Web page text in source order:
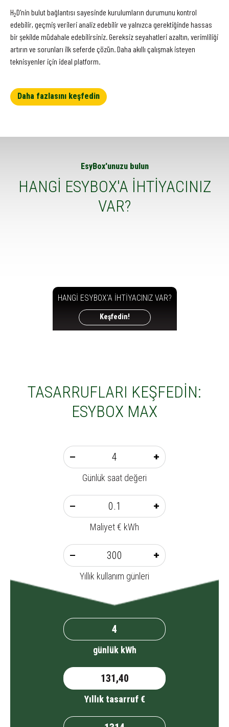
H2D'nin bulut bağlantısı sayesinde kurulumların durumunu kontrol
edebilir, geçmiş verileri analiz edebilir ve yalnızca gerektiğinde hassas
bir şekilde müdahale edebilirsiniz. Gereksiz seyahatleri azaltın, verimliliği
artırın ve sorunları ilk seferde çözün. Daha akıllı çalışmak isteyen
teknisyenler için ideal platform.
Daha fazlasını keşfedin
EsyBox'unuzu bulun
HANGİ ESYBOX'A İHTİYACINIZ
VAR?
HANGİ ESYBOX'A İHTİYACINIZ VAR?
Keşfedin!
TASARRUFLARI KEŞFEDİN:
ESYBOX MAX
Günlük saat değeri
Maliyet € kWh
Yıllık kullanım günleri
günlük kWh
Yıllık tasarruf €